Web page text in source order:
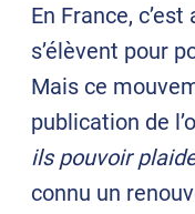
En France,
s’élèvent pour
Mais ce
publication de
ils pouvoir
connu un